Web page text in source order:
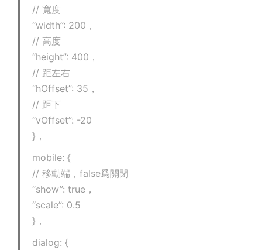
// 寬度
“width”: 200，
// 高度
“height”: 400，
// 距左右
“hOffset”: 35，
// 距下
“vOffset”: -20
}，
mobile: {
// 移動端，false爲關閉
“show”: true，
“scale”: 0.5
}，
dialog: {